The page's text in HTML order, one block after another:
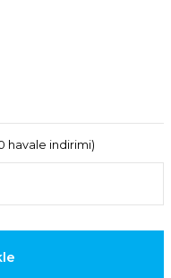
havale indirimi)